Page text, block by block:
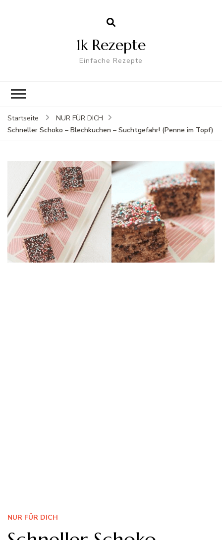
1k Rezepte
Einfache Rezepte
Startseite
NUR FÜR DICH
Schneller Schoko – Blechkuchen – Suchtgefahr! (Penne im Topf)
NUR FÜR DICH